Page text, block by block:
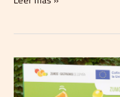
Los
zumos
y